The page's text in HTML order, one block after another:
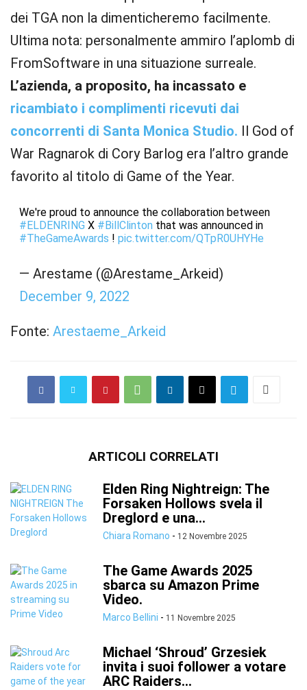
dei TGA non la dimenticheremo facilmente.
Ultima nota: personalmente ammiro l’aplomb di
FromSoftware in una situazione surreale.
L’azienda, a proposito, ha incassato e
ricambiato i complimenti ricevuti dai
concorrenti di Santa Monica Studio. Il God of
War Ragnarok di Cory Barlog era l’altro grande
favorito al titolo di Game of the Year.
We're proud to announce the collaboration between
#ELDENRING X #BillClinton that was announced in
#TheGameAwards ! pic.twitter.com/QTpR0UHYHe
— Arestame (@Arestame_Arkeid)
December 9, 2022
Fonte: Arestaeme_Arkeid
ARTICOLI CORRELATI
Elden Ring Nightreign: The
Forsaken Hollows svela il
Dreglord e una...
Chiara Romano - 12 Novembre 2025
The Game Awards 2025
sbarca su Amazon Prime
Video.
Marco Bellini - 11 Novembre 2025
Michael ‘Shroud’ Grzesiek
invita i suoi follower a votare
ARC Raiders...